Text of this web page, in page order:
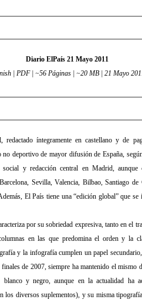
Diario ElPaís 21 Mayo 2011
| PDF | ~56 Páginas | ~20 MB | 21 Mayo
una media de 431.034
de España, según la Oficina de Justificación de la
de Compostela) desde las que edita
clara distribución de los distintos
un papel secundario, de mero apoyo a la información
la actualidad ha aceptado el color y formas más